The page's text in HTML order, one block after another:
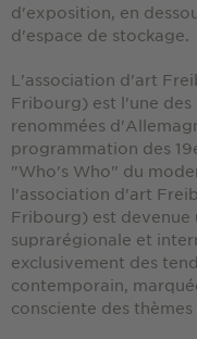
d'exposition, en
d'espace de stockage.
L'association d'art
Fribourg) est l'une des
renommées
programmation des
"Who's Who" du
l'association d'art
Fribourg) est
suprarégionale et
exclusivement des
contemporain,
consciente des